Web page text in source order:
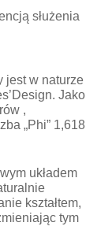
służenia
jest w naturze
Jako
,
„Phi” 1,618
układem
kształtem,
tym